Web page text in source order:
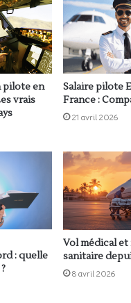
pilote en
vrais
Salaire pilote
France :
21 avril 2026
: quelle
Vol médical
sanitaire
8 avril 2026